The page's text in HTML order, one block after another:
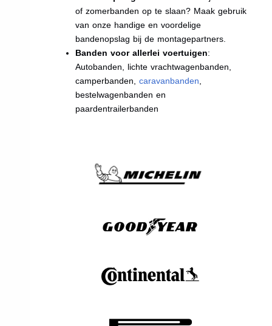
of zomerbanden op te slaan? Maak gebruik
van onze handige en voordelige
bandenopslag bij de montagepartners.
Banden voor allerlei voertuigen:
Autobanden, lichte vrachtwagenbanden,
camperbanden, caravanbanden,
bestelwagenbanden en
paardentrailerbanden